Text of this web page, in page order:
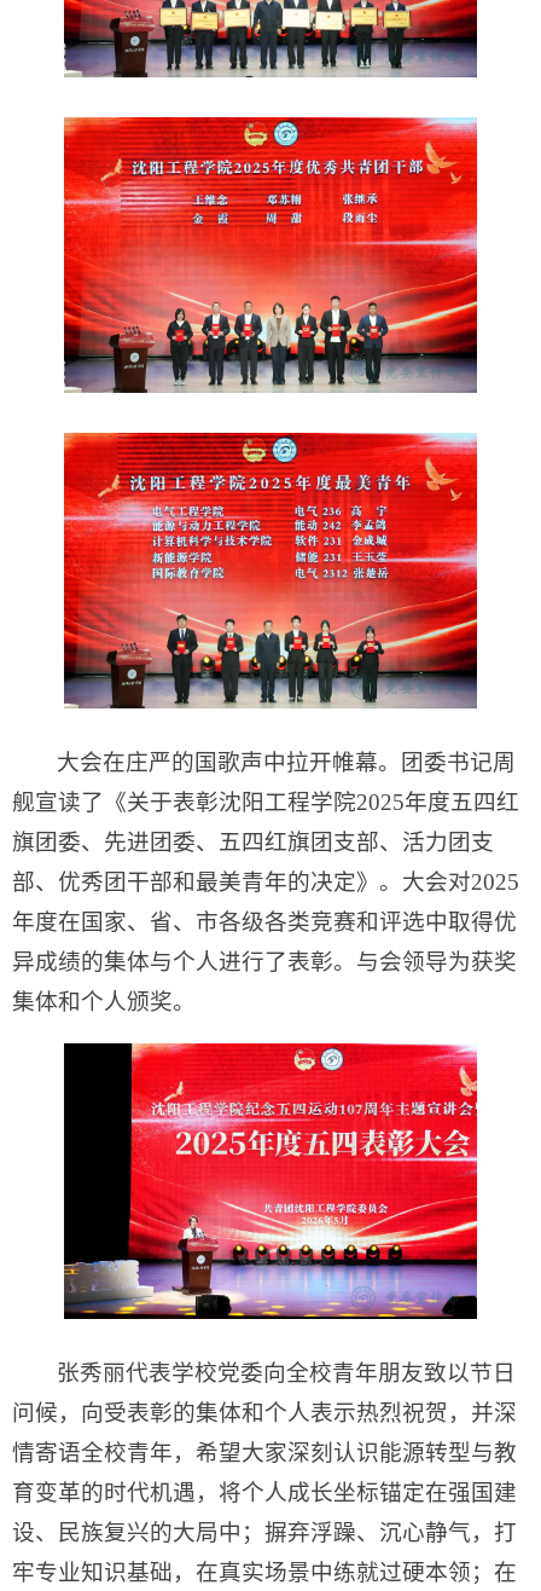
大会在庄严的国歌声中拉开帷幕。团委书记周
舰宣读了《关于表彰沈阳工程学院2025年度五四红
旗团委、先进团委、五四红旗团支部、活力团支
部、优秀团干部和最美青年的决定》。大会对2025
年度在国家、省、市各级各类竞赛和评选中取得优
异成绩的集体与个人进行了表彰。与会领导为获奖
集体和个人颁奖。
张秀丽代表学校党委向全校青年朋友致以节日
问候，向受表彰的集体和个人表示热烈祝贺，并深
情寄语全校青年，希望大家深刻认识能源转型与教
育变革的时代机遇，将个人成长坐标锚定在强国建
设、民族复兴的大局中；摒弃浮躁、沉心静气，打
牢专业知识基础，在真实场景中练就过硬本领；在